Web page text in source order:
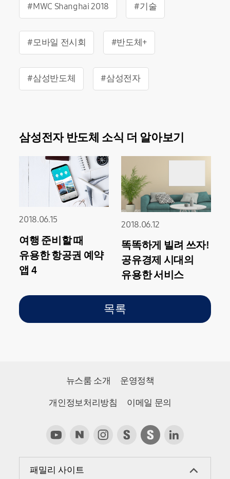
#MWC Shanghai 2018 #기술
#모바일 전시회 #반도체+
#삼성반도체 #삼성전자
삼성전자 반도체 소식 더 알아보기
2018.06.15
여행 준비할 때
유용한 항공권 예약
앱 4
2018.06.12
똑똑하게 빌려 쓰자!
공유경제 시대의
유용한 서비스
목록
뉴스룸 소개 운영정책
개인정보처리방침 이메일 문의
패밀리 사이트